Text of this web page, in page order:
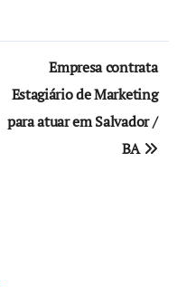
Empresa contrata
Estagiário de Marketing
para atuar em Salvador /
BA